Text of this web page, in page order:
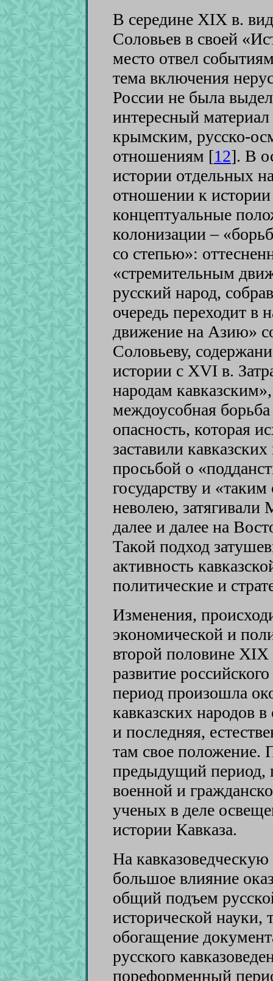
В середине XIX в.
Соловьев в своей
место отвел
тема включения
России не была
интересный
крымским, русско-
отношениям [12]. В
истории отдельных
отношении к истории
концептуальные
колонизации –
со степью»:
«стремительным
русский народ,
очередь переходит в
движение на Азию»
Соловьеву,
истории с XVI в.
народам
междоусобная борьба
опасность, которая
заставили
просьбой о
государству и
неволею, затягивали
далее и далее на
Такой подход
активность
политические и
Изменения,
экономической и
второй половине
развитие
период произошла
кавказских народов
и последняя,
там свое положение.
предыдущий период,
военной и
ученых в деле
истории Кавказа.
На
большое влияние
общий подъем
исторической науки,
обогащение
русского
пореформенный